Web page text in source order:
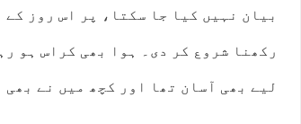
بیان نہیں کیا جا سکتا، پر اس روز
رکھنا شروع کر دی۔ ہوا بھی کراس ہو
لیے بھی آسان تھا اور کچھ میں نے بھی